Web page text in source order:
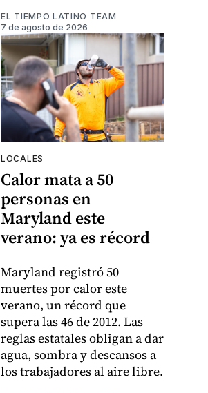
EL TIEMPO LATINO TEAM
7 de agosto de 2026
LOCALES
Calor mata a 50
personas en
Maryland este
verano: ya es récord
Maryland registró 50
muertes por calor este
verano, un récord que
supera las 46 de 2012. Las
reglas estatales obligan a dar
agua, sombra y descansos a
los trabajadores al aire libre.